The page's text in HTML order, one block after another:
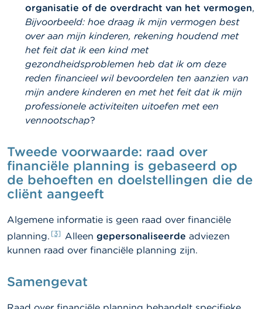
organisatie of de overdracht van het vermogen,
Bijvoorbeeld: hoe draag ik mijn vermogen best
over aan mijn kinderen, rekening houdend met
het feit dat ik een kind met
gezondheidsproblemen heb dat ik om deze
reden financieel wil bevoordelen ten aanzien van
mijn andere kinderen en met het feit dat ik mijn
professionele activiteiten uitoefen met een
vennootschap?
Tweede voorwaarde: raad over
financiële planning is gebaseerd op
de behoeften en doelstellingen die de
cliënt aangeeft
Algemene informatie is geen raad over financiële
planning. [3] Alleen gepersonaliseerde adviezen
kunnen raad over financiële planning zijn.
Samengevat